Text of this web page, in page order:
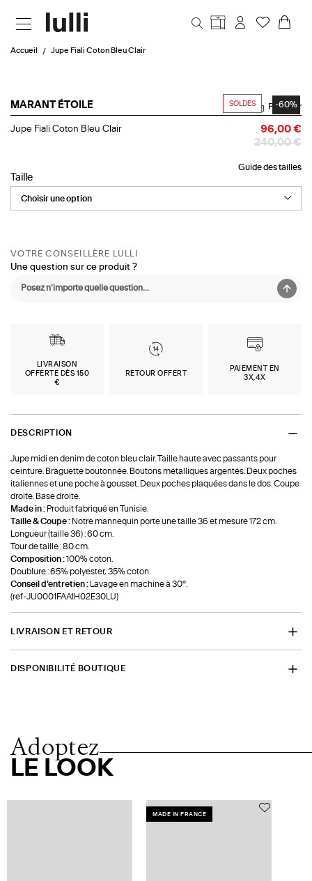
Accueil Jupe Fiali Coton Bleu Clair
SOLDES -60%
MARANT ÉTOILE
Jupe
Clair
Partager
Jupe Fiali Coton Bleu Clair
240,00 €
96,00 €
Guide des tailles
Taille
VOTRE CONSEILLÈRE LULLI
Une question sur ce produit ?
LIVRAISON
OFFERTE DÈS 150
€
RETOUR OFFERT
PAIEMENT EN
3X,4X
DESCRIPTION
Jupe midi en denim de coton bleu clair. Taille haute avec passants pour
ceinture. Braguette boutonnée. Boutons métalliques argentés. Deux poches
italiennes et une poche à gousset. Deux poches plaquées dans le dos. Coupe
droite. Base droite.
Made in : Produit fabriqué en Tunisie.
Taille & Coupe : Notre mannequin porte une taille 36 et mesure 172 cm.
Longueur (taille 36) : 60 cm.
Tour de taille : 80 cm.
Composition :100% coton.
Doublure : 65% polyester, 35% coton.
Conseil d'entretien :
Lavage en machine à 30°.
(ref-JU0001FAA1H02E30LU)
LIVRAISON ET RETOUR
DISPONIBILITÉ BOUTIQUE
Adoptez
LE LOOK
MADE IN FRANCE